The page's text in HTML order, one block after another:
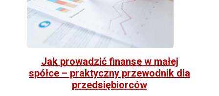
Jak prowadzić finanse w małej
spółce – praktyczny przewodnik dla
przedsiębiorców